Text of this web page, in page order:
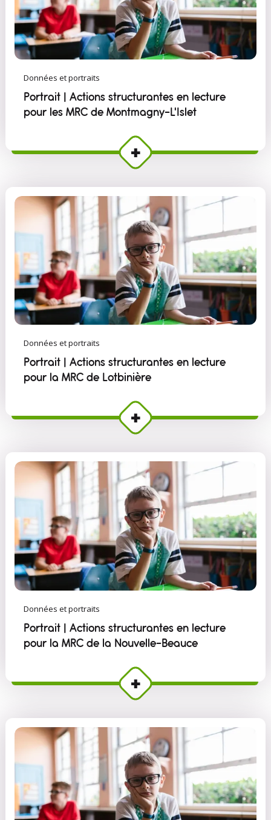
Données et portraits
Portrait | Actions structurantes en lecture
pour les MRC de Montmagny–L'Islet
Données et portraits
Portrait | Actions structurantes en lecture
pour la MRC de Lotbinière
Données et portraits
Portrait | Actions structurantes en lecture
pour la MRC de la Nouvelle-Beauce